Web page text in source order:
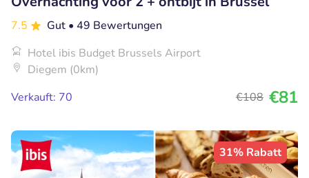
7.5 Gut • 49 Bewertungen
Hotel ibis Budget Brussels Airport
Diegem (0km)
Verkauft: 70
€108 €81
31% Rabatt